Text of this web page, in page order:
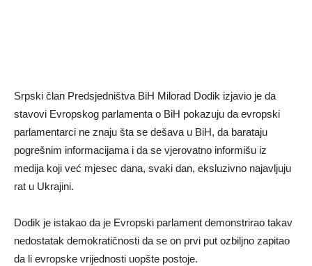
Srpski član Predsjedništva BiH Milorad Dodik izjavio je da
stavovi Evropskog parlamenta o BiH pokazuju da evropski
parlamentarci ne znaju šta se dešava u BiH, da barataju
pogrešnim informacijama i da se vjerovatno informišu iz
medija koji već mjesec dana, svaki dan, eksluzivno najavljuju
rat u Ukrajini.
Dodik je istakao da je Evropski parlament demonstrirao takav
nedostatak demokratičnosti da se on prvi put ozbiljno zapitao
da li evropske vrijednosti uopšte postoje.